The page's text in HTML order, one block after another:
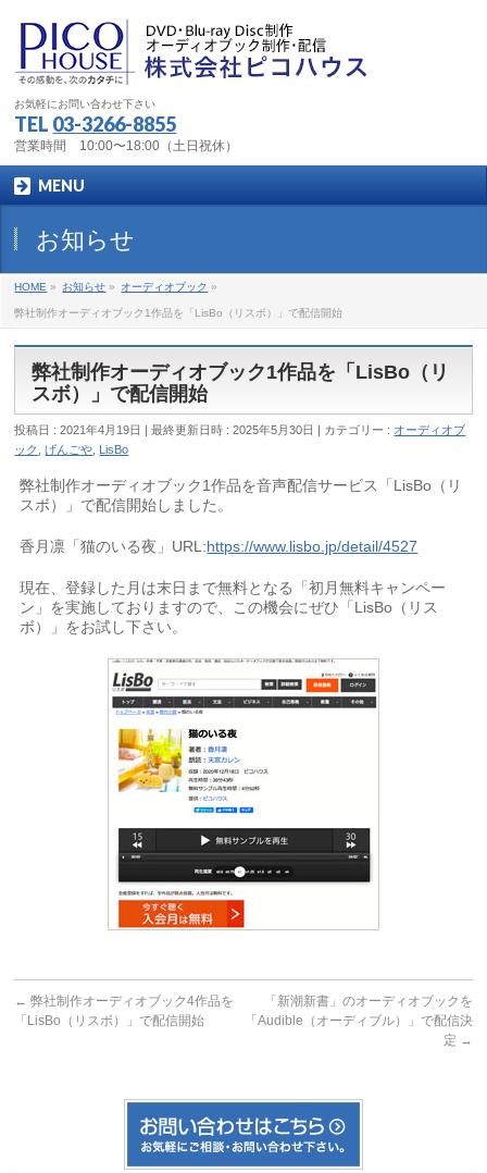
お気軽にお問い合わせ下さい
TEL 03-3266-8855
営業時間 10:00〜18:00（土日祝休）
MENU
お知らせ
HOME » お知らせ » オーディオブック »
弊社制作オーディオブック1作品を「LisBo（リスボ）」で配信開始
弊社制作オーディオブック1作品を「LisBo（リ
スボ）」で配信開始
投稿日 : 2021年4月19日 最終更新日時 : 2025年5月30日 カテゴリー : オーディオブ
ック
,げんごや LisBo
弊社制作オーディオブック1作品を音声配信サービス「LisBo（リ
スボ）」で配信開始しました。
香月凛「猫のいる夜」URL:https://www.lisbo.jp/detail/4527
現在、登録した月は末日まで無料となる「初月無料キャンペー
ン」を実施しておりますので、この機会にぜひ「LisBo（リス
ボ）」をお試し下さい。
← 弊社制作オーディオブック4作品を
「LisBo（リスボ）」で配信開始
「新潮新書」のオーディオブックを
「Audible（オーディブル）」で配信決
定 →